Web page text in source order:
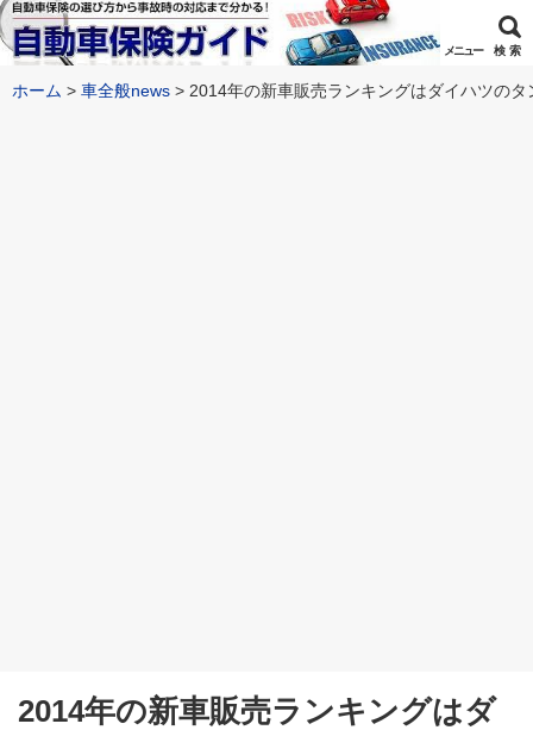
メニュー 検 索
ホーム 車全般news 2014年の新車販売ランキングはダイハツの
2014年の新車販売ランキングはダ